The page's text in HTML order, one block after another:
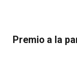
Premio a la